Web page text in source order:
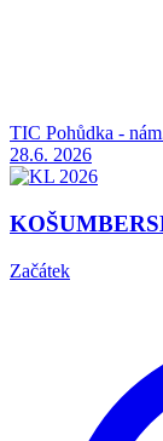
TIC Pohůdka -
28.6. 2026
Začátek